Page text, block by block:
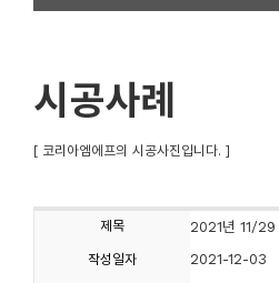
시공사례
[ 코리아엠에프의 시공사진입니다. ]
제목 2021년 11/29
작성일자 2021-12-03